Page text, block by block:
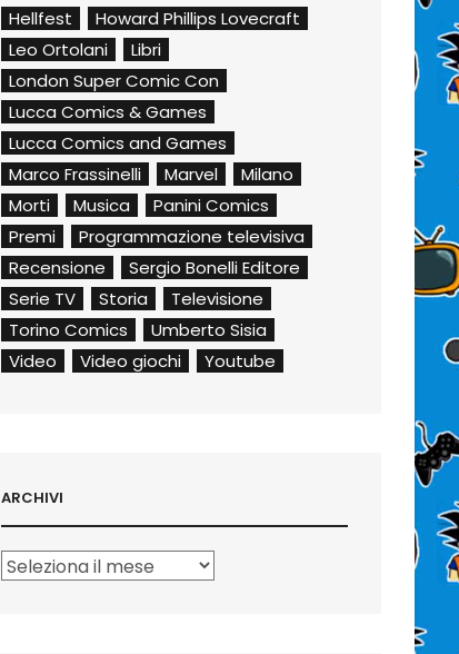
Hellfest
Howard Phillips Lovecraft
Leo Ortolani
Libri
London Super Comic Con
Lucca Comics & Games
Lucca Comics and Games
Marco Frassinelli
Marvel
Milano
Morti
Musica
Panini Comics
Premi
Programmazione televisiva
Recensione
Sergio Bonelli Editore
Serie TV
Storia
Televisione
Torino Comics
Umberto Sisia
Video
Video giochi Youtube
ARCHIVI
Archivi